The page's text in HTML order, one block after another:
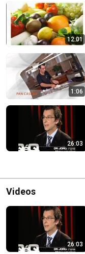
12:01
1:06
26:03
Videos
26:03